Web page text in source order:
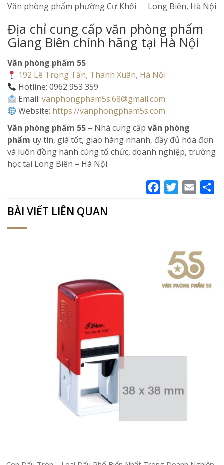
Văn phòng phẩm phường Cự Khối
Long Biên, Hà Nội
Địa chỉ cung cấp văn phòng phẩm
Giang Biên chính hãng tại Hà Nội
Văn phòng phẩm 5S
192 Lê Trọng Tấn, Thanh Xuân, Hà Nội
Hotline: 0962 953 359
Email:vanphongpham5s.68@gmail.com
Website: https://vanphongpham5s.com
Văn phòng phẩm 5S – Nhà cung cấp văn phòng
phẩm uy tín, giá tốt, giao hàng nhanh, đầy đủ hóa đơn
và luôn đồng hành cùng tổ chức, doanh nghiệp, trường
học tại Long Biên – Hà Nội.
FacebookTwitterEmail
BÀI VIẾT LIÊN QUAN